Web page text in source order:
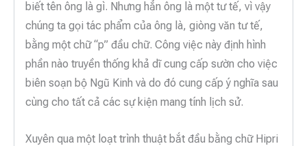
biết tên ông là gì. Nhưng hẳn ông là một tư tế, vì vậy
chúng ta gọi tác phẩm của ông là, giòng văn tư tế,
bằng một chữ “p” đầu chữ. Công việc này định hình
phần nào truyền thống khả dĩ cung cấp sườn cho việc
biên soạn bộ Ngũ Kinh và do đó cung cấp ý nghĩa sau
cùng cho tất cả các sự kiện mang tính lịch sử.
Xuyên qua một loạt trình thuật bắt đầu bằng chữ Hipri